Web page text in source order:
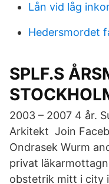
Lån vid låg
Hedersmordet
SPLF.S
2003 – 2007 4 år.
Arkitekt Join
Ondrasek Wurm
privat
obstetrik mitt i city